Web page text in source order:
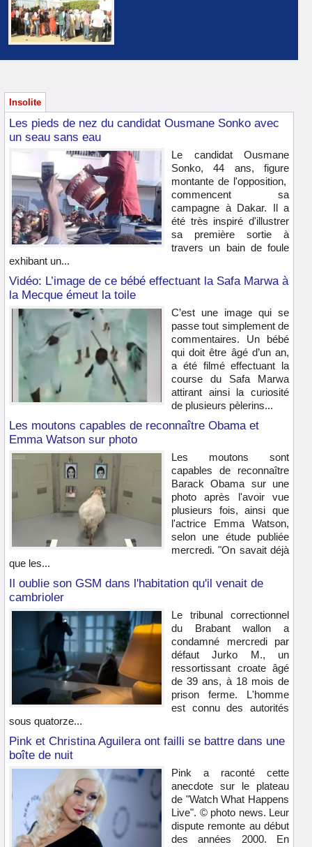
Insolite
Les pieds de nez du candidat Ousmane Sonko avec
un seau sans eau
Le candidat Ousmane
Sonko, 44 ans, figure
montante de l'opposition,
commencent sa
campagne à Dakar. Il a
été très inspiré d'illustrer
sa première sortie à
travers un bain de foule
exhibant un...
Vidéo: L’image de ce bébé effectuant la Safa Marwa à
la Mecque émeut la toile
C’est une image qui se
passe tout simplement de
commentaires. Un bébé
qui doit être âgé d’un an,
a été filmé effectuant la
course du Safa Marwa
attirant ainsi la curiosité
de plusieurs pèlerins...
Les moutons capables de reconnaître Obama et
Emma Watson sur photo
Les moutons sont
capables de reconnaître
Barack Obama sur une
photo après l'avoir vue
plusieurs fois, ainsi que
l'actrice Emma Watson,
selon une étude publiée
mercredi. "On savait déjà
que les...
Il oublie son GSM dans l'habitation qu'il venait de
cambrioler
Le tribunal correctionnel
du Brabant wallon a
condamné mercredi par
défaut Jurko M., un
ressortissant croate âgé
de 39 ans, à 18 mois de
prison ferme. L'homme
est connu des autorités
sous quatorze...
Pink et Christina Aguilera ont failli se battre dans une
boîte de nuit
Pink a raconté cette
anecdote sur le plateau
de "Watch What Happens
Live". © photo news. Leur
dispute remonte au début
des années 2000. En